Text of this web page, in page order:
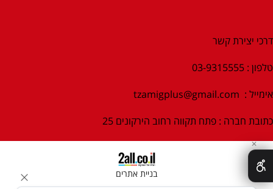
דרכי יצירת קשר
טלפון : 03-9315555
אימייל : tzamigplus@gmail.com
כתובת חברה : פתח תקווה רחוב הירקונים 25
בניית אתרים
✕